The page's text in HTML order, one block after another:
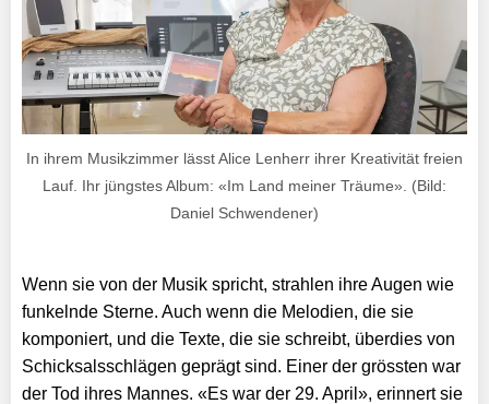
In ihrem Musikzimmer lässt Alice Lenherr ihrer Kreativität freien
Lauf. Ihr jüngstes Album: «Im Land meiner Träume». (Bild:
Daniel Schwendener)
Wenn sie von der Musik spricht, strahlen ihre Augen wie
funkelnde Sterne. Auch wenn die Melodien, die sie
komponiert, und die Texte, die sie schreibt, überdies von
Schicksalsschlägen geprägt sind. Einer der gröss­ten war
der Tod ihres Mannes. «Es war der 29. April», erinnert sie